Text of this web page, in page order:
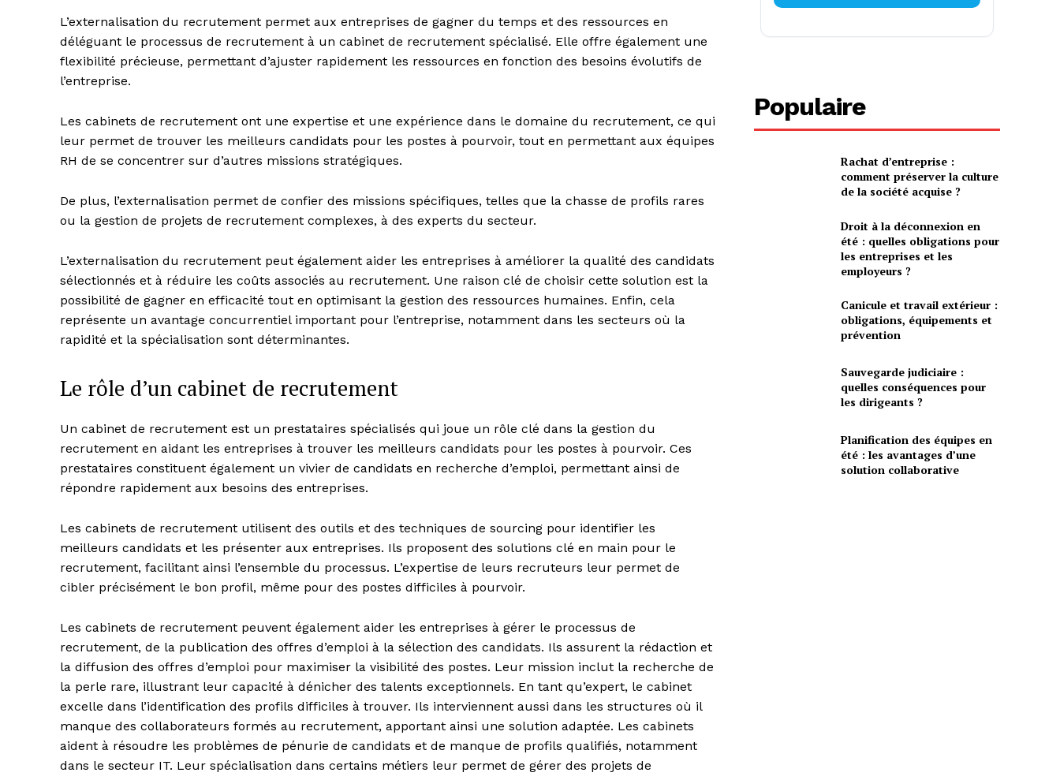
L’externalisation du recrutement permet aux entreprises de gagner du temps et des ressources en
déléguant le processus de recrutement à un cabinet de recrutement spécialisé. Elle offre également une
flexibilité précieuse, permettant d’ajuster rapidement les ressources en fonction des besoins évolutifs de
l’entreprise.
Les cabinets de recrutement ont une expertise et une expérience dans le domaine du recrutement, ce qui
leur permet de trouver les meilleurs candidats pour les postes à pourvoir, tout en permettant aux équipes
RH de se concentrer sur d’autres missions stratégiques.
De plus, l’externalisation permet de confier des missions spécifiques, telles que la chasse de profils rares
ou la gestion de projets de recrutement complexes, à des experts du secteur.
L’externalisation du recrutement peut également aider les entreprises à améliorer la qualité des candidats
sélectionnés et à réduire les coûts associés au recrutement. Une raison clé de choisir cette solution est la
possibilité de gagner en efficacité tout en optimisant la gestion des ressources humaines. Enfin, cela
représente un avantage concurrentiel important pour l’entreprise, notamment dans les secteurs où la
rapidité et la spécialisation sont déterminantes.
Le rôle d’un cabinet de recrutement
Un cabinet de recrutement est un prestataires spécialisés qui joue un rôle clé dans la gestion du
recrutement en aidant les entreprises à trouver les meilleurs candidats pour les postes à pourvoir. Ces
prestataires constituent également un vivier de candidats en recherche d’emploi, permettant ainsi de
répondre rapidement aux besoins des entreprises.
Les cabinets de recrutement utilisent des outils et des techniques de sourcing pour identifier les
meilleurs candidats et les présenter aux entreprises. Ils proposent des solutions clé en main pour le
recrutement, facilitant ainsi l’ensemble du processus. L’expertise de leurs recruteurs leur permet de
cibler précisément le bon profil, même pour des postes difficiles à pourvoir.
Les cabinets de recrutement peuvent également aider les entreprises à gérer le processus de
recrutement, de la publication des offres d’emploi à la sélection des candidats. Ils assurent la rédaction et
la diffusion des offres d’emploi pour maximiser la visibilité des postes. Leur mission inclut la recherche de
la perle rare, illustrant leur capacité à dénicher des talents exceptionnels. En tant qu’expert, le cabinet
excelle dans l’identification des profils difficiles à trouver. Ils interviennent aussi dans les structures où il
manque des collaborateurs formés au recrutement, apportant ainsi une solution adaptée. Les cabinets
aident à résoudre les problèmes de pénurie de candidats et de manque de profils qualifiés, notamment
dans le secteur IT. Leur spécialisation dans certains métiers leur permet de gérer des projets de
Populaire
Rachat d’entreprise :
comment préserver la culture
de la société acquise ?
Droit à la déconnexion en
été : quelles obligations pour
les entreprises et les
employeurs ?
Canicule et travail extérieur :
obligations, équipements et
prévention
Sauvegarde judiciaire :
quelles conséquences pour
les dirigeants ?
Planification des équipes en
été : les avantages d’une
solution collaborative